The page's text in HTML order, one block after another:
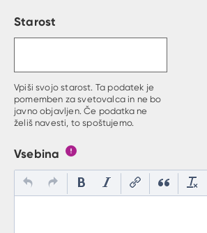
Starost
Vpiši svojo starost. Ta podatek je
pomemben za svetovalca in ne bo
javno objavljen. Če podatka ne
želiš navesti, to spoštujemo.
Vsebina